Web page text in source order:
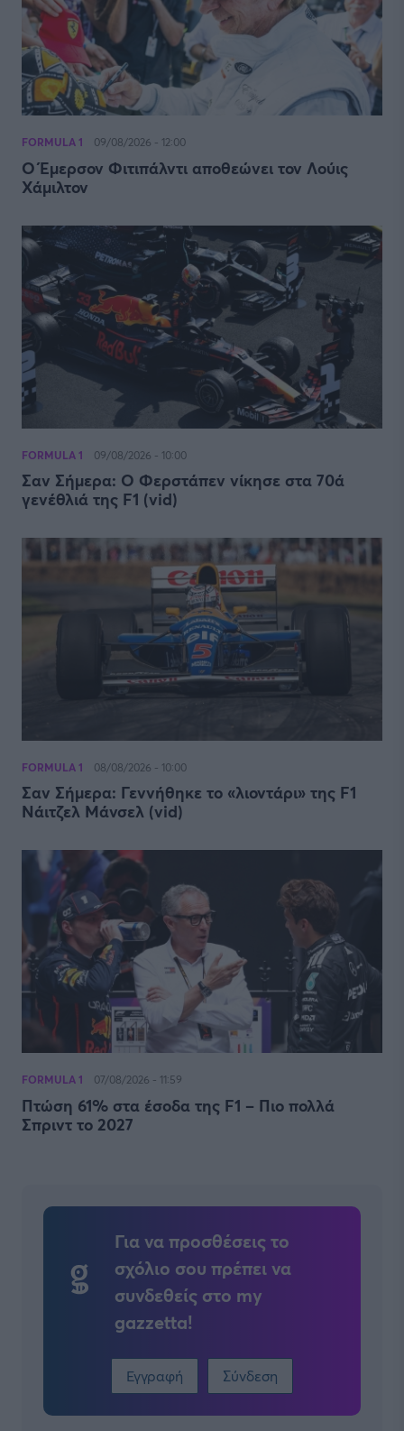
FORMULA 1 09/08/2026 - 12:00
Ο Έμερσον Φιτιπάλντι αποθεώνει τον Λούις
Χάμιλτον
FORMULA 1 09/08/2026 - 10:00
Σαν Σήμερα: Ο Φερστάπεν νίκησε στα 70ά
γενέθλιά της F1 (vid)
FORMULA 1 08/08/2026 - 10:00
Σαν Σήμερα: Γεννήθηκε το «λιοντάρι» της F1
Νάιτζελ Μάνσελ (vid)
FORMULA 1 07/08/2026 - 11:59
Πτώση 61% στα έσοδα της F1 – Πιο πολλά
Σπριντ το 2027
Για να προσθέσεις το
σχόλιο σου πρέπει να
συνδεθείς στο my
gazzetta!
Εγγραφή Σύνδεση